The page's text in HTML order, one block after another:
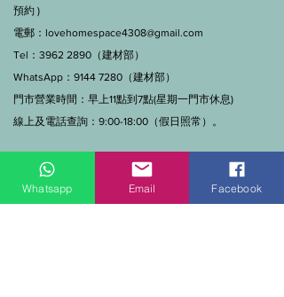
預約 )
電郵： lovehomespace4308@gmail.com
Tel：3962 2890（建材部）
WhatsApp：9144 7280（建材部）
門市營業時間：早上11點到7點(星期一門市休息)
線上及電話查詢：9:00-18:00（假日照常）。
Whatsapp Email Facebook